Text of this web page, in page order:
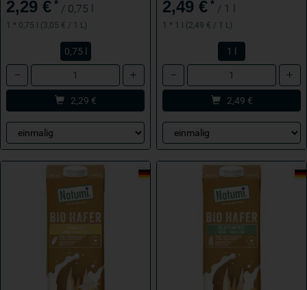
2,29 € * / 0,75 l
1 * 0,75 l (3,05 € / 1 L)
0,75 l
Anzahl
2,29 €
2,49 € * / 1 l
1 * 1 l (2,49 € / 1 L)
1 l
Anzahl
2,49 €